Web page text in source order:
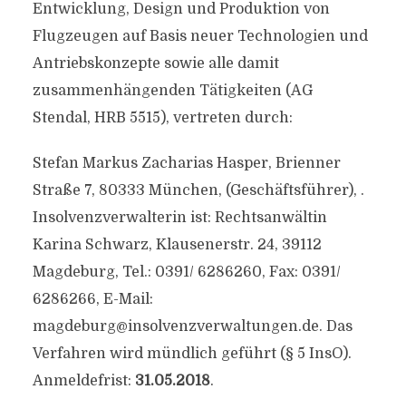
Entwicklung, Design und Produktion von
Flugzeugen auf Basis neuer Technologien und
Antriebskonzepte sowie alle damit
zusammenhängenden Tätigkeiten (AG
Stendal, HRB 5515), vertreten durch:
Stefan Markus Zacharias Hasper, Brienner
Straße 7, 80333 München, (Geschäftsführer), .
Insolvenzverwalterin ist: Rechtsanwältin
Karina Schwarz, Klausenerstr. 24, 39112
Magdeburg, Tel.: 0391/ 6286260, Fax: 0391/
6286266, E-Mail:
magdeburg@insolvenzverwaltungen.de. Das
Verfahren wird mündlich geführt (§ 5 InsO).
Anmeldefrist: 31.05.2018.